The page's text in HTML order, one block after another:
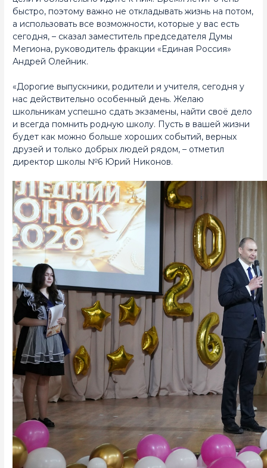
быстро, поэтому важно не откладывать жизнь на потом,
а использовать все возможности, которые у вас есть
сегодня, – сказал заместитель председателя Думы
Мегиона, руководитель фракции «Единая Россия»
Андрей Олейник.
«Дорогие выпускники, родители и учителя, сегодня у
нас действительно особенный день. Желаю
школьникам успешно сдать экзамены, найти своё дело
и всегда помнить родную школу. Пусть в вашей жизни
будет как можно больше хороших событий, верных
друзей и только добрых людей рядом, – отметил
директор школы №6 Юрий Никонов.